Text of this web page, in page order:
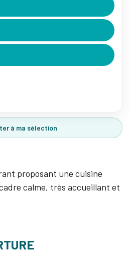
à ma sélection
proposant une cuisine
calme, très accueillant et